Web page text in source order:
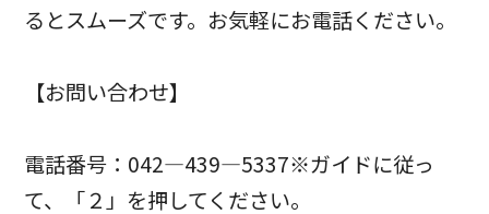
るとスムーズです。お気軽にお電話ください。
【お問い合わせ】
電話番号：042―439―5337※ガイドに従っ
て、「２」を押してください。